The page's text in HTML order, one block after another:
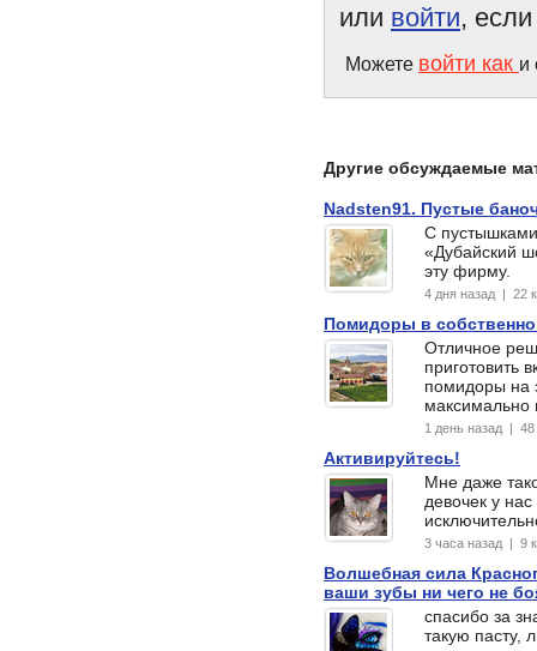
или войти,
Можете войти как и
Другие обсуждаемые
Nadsten91. Пустые
С
«Дубайский
эту фирму.
4 дня назад | 22
Помидоры в
Отличное
приготовить
помидоры на
максимально
1 день назад |
Активируйтесь!
Мне даже
девочек у
3 часа назад | 9
Волшебная сила
ваши зубы ни чего не
спасибо за
такую пасту,